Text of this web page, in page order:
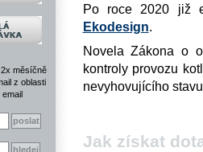
měsíčně
z oblasti
Po roce 2020 již
Ekodesign.
Novela Zákona o
kontroly provozu
nevyhovujícího
Jak získat